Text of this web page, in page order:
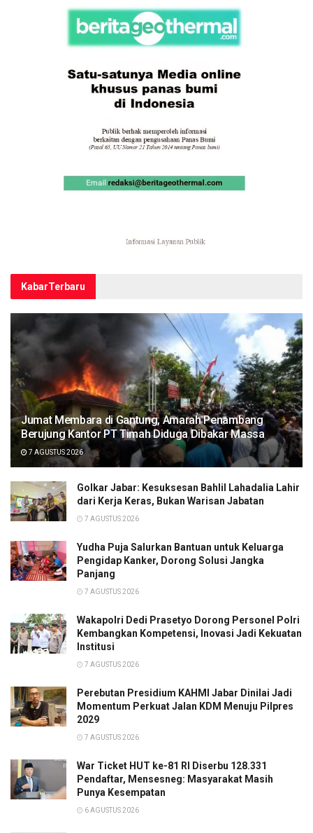
KabarTerbaru
Jumat Membara di Gantung, Amarah Penambang
Berujung Kantor PT Timah Diduga Dibakar Massa
7 AGUSTUS 2026
Golkar Jabar: Kesuksesan Bahlil Lahadalia Lahir
dari Kerja Keras, Bukan Warisan Jabatan
7 AGUSTUS 2026
Yudha Puja Salurkan Bantuan untuk Keluarga
Pengidap Kanker, Dorong Solusi Jangka
Panjang
7 AGUSTUS 2026
Wakapolri Dedi Prasetyo Dorong Personel Polri
Kembangkan Kompetensi, Inovasi Jadi Kekuatan
Institusi
7 AGUSTUS 2026
Perebutan Presidium KAHMI Jabar Dinilai Jadi
Momentum Perkuat Jalan KDM Menuju Pilpres
2029
7 AGUSTUS 2026
War Ticket HUT ke-81 RI Diserbu 128.331
Pendaftar, Mensesneg: Masyarakat Masih
Punya Kesempatan
6 AGUSTUS 2026